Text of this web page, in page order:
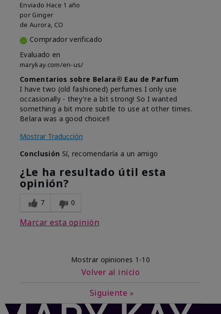
Enviado Hace 1 año
por Ginger
de Aurora, CO
Comprador verificado
Evaluado en
marykay.com/en-us/
Comentarios sobre Belara® Eau de Parfum
I have two (old fashioned) perfumes I only use
occasionally - they're a bit strong! So I wanted
something a bit more subtle to use at other times.
Belara was a good choice!!
Mostrar Traducción
Conclusión Sí, recomendaría a un amigo
¿Le ha resultado útil esta
opinión?
7 0
Marcar esta opinión
Mostrar opiniones 1-10
Volver al inicio
Siguiente »